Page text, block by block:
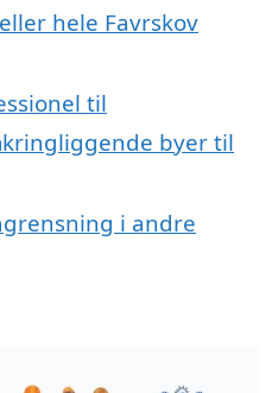
hele Favrskov
til
byer til
i andre